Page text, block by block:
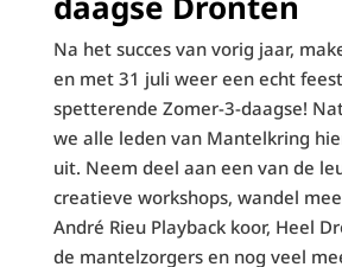
Na het succes van vorig jaar,
en met 31 juli weer een echt
spetterende Zomer-3-daagse!
we alle leden van Mantelkring
uit. Neem deel aan een van de
creatieve workshops, wandel
André Rieu Playback koor, Heel
de mantelzorgers en nog veel